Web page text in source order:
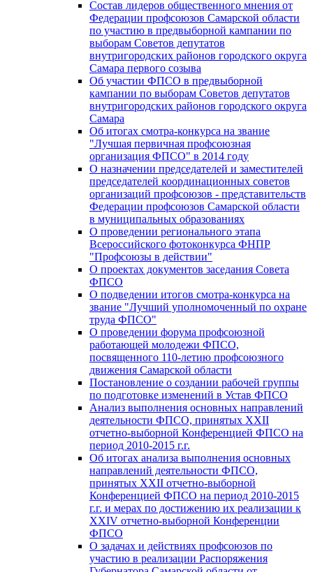
Состав лидеров общественного мнения от
Федерации профсоюзов Самарской области
по участию в предвыборной кампании по
выборам Советов депутатов
внутригородских районов городского округа
Самара первого созыва
Об участии ФПСО в предвыборной
кампании по выборам Советов депутатов
внутригородских районов городского округа
Самара
Об итогах смотра-конкурса на звание
"Лучшая первичная профсоюзная
организация ФПСО" в 2014 году
О назначении председателей и заместителей
председателей координационных советов
организаций профсоюзов - представительств
Федерации профсоюзов Самарской области
в муниципальных образованиях
О проведении регионального этапа
Всероссийского фотоконкурса ФНПР
"Профсоюзы в действии"
О проектах документов заседания Совета
ФПСО
О подведении итогов смотра-конкурса на
звание "Лучший уполномоченный по охране
труда ФПСО"
О проведении форума профсоюзной
работающей молодежи ФПСО,
посвященного 110-летию профсоюзного
движения Самарской области
Постановление о создании рабочей группы
по подготовке изменений в Устав ФПСО
Анализ выполнения основных направлений
деятельности ФПСО, принятых XXII
отчетно-выборной Конференцией ФПСО на
период 2010-2015 г.г.
Об итогах анализа выполнения основных
направлений деятельности ФПСО,
принятых XXII отчетно-выборной
Конференцией ФПСО на период 2010-2015
г.г. и мерах по достижению их реализации к
XXIV отчетно-выборной Конференции
ФПСО
О задачах и действиях профсоюзов по
участию в реализации Распоряжения